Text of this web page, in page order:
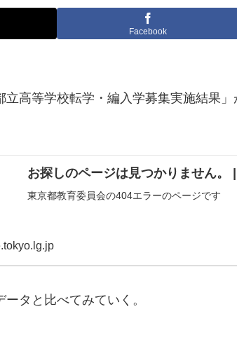
Facebook
立高等学校転学・編入学募集実施結果
お探しのページは見つかりません。
東京都教育委員会の404エラーのページです
タと比べてみていく。